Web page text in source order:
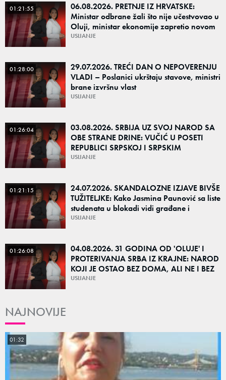
01:21:55
06.08.2026. PRETNJE IZ HRVATSKE:
Ministar odbrane žali što nije učestvovao u
Oluji, ministar ekonomije zapretio novom
Olujom – Da li su u Zagrebu i dalje ratni
USIJANJE
01:28:00
29.07.2026. TREĆI DAN O NEPOVERENJU
VLADI – Poslanici ukrštaju stavove, ministri
brane izvršnu vlast
USIJANJE
01:26:04
03.08.2026. SRBIJA UZ SVOJ NAROD SA
OBE STRANE DRINE: VUČIĆ U POSETI
REPUBLICI SRPSKOJ I SRPSKIM
POVRATNIČKIM SREDINAMA
USIJANJE
01:21:15
24.07.2026. SKANDALOZNE IZJAVE BIVŠE
TUŽITELJKE: Kako Jasmina Paunović sa liste
studenata u blokadi vidi građane i
budućnost Srbije ako pobede na izborima?
USIJANJE
01:26:08
04.08.2026. 31 GODINA OD 'OLUJE' I
PROTERIVANJA SRBA IZ KRAJNE: NAROD
KOJI JE OSTAO BEZ DOMA, ALI NE I BEZ
KORENA
USIJANJE
NAJNOVIJE
01:32